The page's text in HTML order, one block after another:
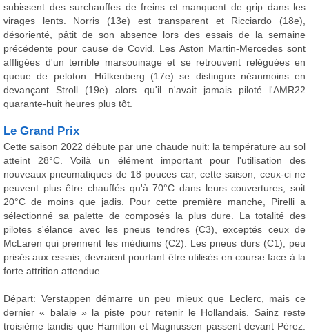
subissent des surchauffes de freins et manquent de grip dans les
virages lents. Norris (13e) est transparent et Ricciardo (18e),
désorienté, pâtit de son absence lors des essais de la semaine
précédente pour cause de Covid. Les Aston Martin-Mercedes sont
affligées d'un terrible marsouinage et se retrouvent reléguées en
queue de peloton. Hülkenberg (17e) se distingue néanmoins en
devançant Stroll (19e) alors qu'il n'avait jamais piloté l'AMR22
quarante-huit heures plus tôt.
Le Grand Prix
Cette saison 2022 débute par une chaude nuit: la température au sol
atteint 28°C. Voilà un élément important pour l'utilisation des
nouveaux pneumatiques de 18 pouces car, cette saison, ceux-ci ne
peuvent plus être chauffés qu'à 70°C dans leurs couvertures, soit
20°C de moins que jadis. Pour cette première manche, Pirelli a
sélectionné sa palette de composés la plus dure. La totalité des
pilotes s'élance avec les pneus tendres (C3), exceptés ceux de
McLaren qui prennent les médiums (C2). Les pneus durs (C1), peu
prisés aux essais, devraient pourtant être utilisés en course face à la
forte attrition attendue.
Départ: Verstappen démarre un peu mieux que Leclerc, mais ce
dernier « balaie » la piste pour retenir le Hollandais. Sainz reste
troisième tandis que Hamilton et Magnussen passent devant Pérez.